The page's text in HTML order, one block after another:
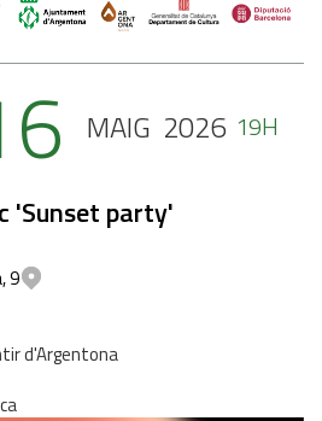
MAIG 2026 19H
'Sunset party'
9
d'Argentona